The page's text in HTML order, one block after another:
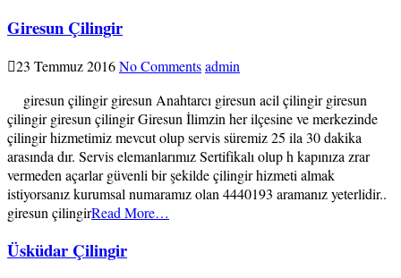
Giresun Çilingir
23 Temmuz 2016No Commentsadmin
giresun çilingir giresun Anahtarcı giresun acil çilingir giresun
çilingir giresun çilingir Giresun İlimzin her ilçesine ve merkezinde
çilingir hizmetimiz mevcut olup servis süremiz 25 ila 30 dakika
arasında dır. Servis elemanlarımız Sertifikalı olup h kapınıza zrar
vermeden açarlar güvenli bir şekilde çilingir hizmeti almak
istiyorsanız kurumsal numaramız olan 4440193 aramanız yeterlidir..
giresun çilingirRead More…
Üsküdar Çilingir